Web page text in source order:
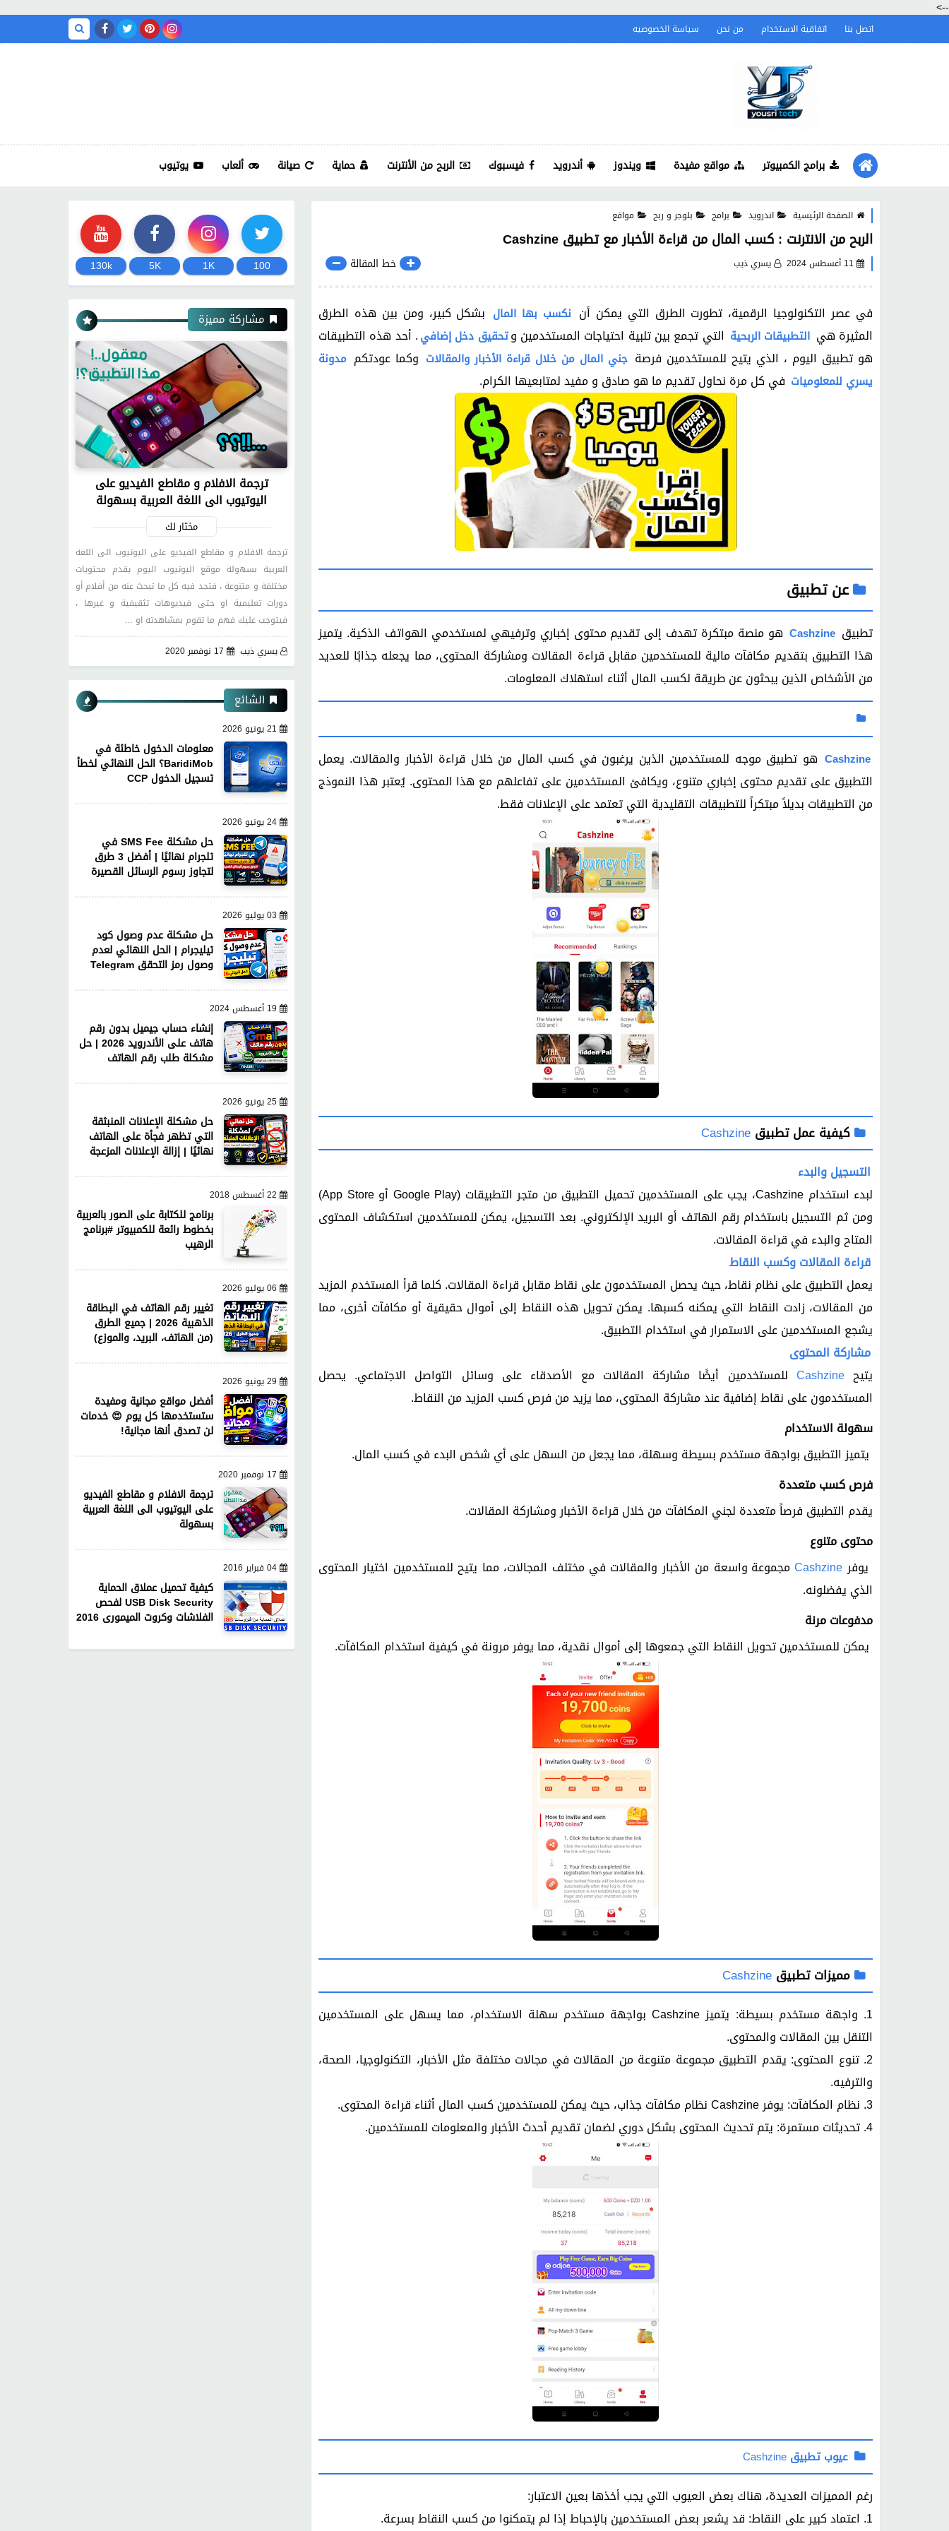
-->
اتصل بنا اتفاقية الاستخدام من نحن سياسة الخصوصيه
برامج الكمبيوتر مواقع مفيدة ويندوز أندرويد فيسبوك الربح من الأنترنت حماية صيانة ألعاب يوتيوب
الصفحة الرئيسية اندرويد برامج بلوجر و ربح مواقع
الربح من الانترنت : كسب المال من قراءة الأخبار مع تطبيق Cashzine
11 أغسطس 2024 يسري ذيب خط المقالة
في عصر التكنولوجيا الرقمية، تطورت الطرق التي يمكن أن نكسب بها المال بشكل كبير، ومن بين هذه الطرق
المثيرة هي التطبيقات الربحية التي تجمع بين تلبية احتياجات المستخدمين وتحقيق دخل إضافي. أحد هذه التطبيقات
هو تطبيق اليوم ، الذي يتيح للمستخدمين فرصة جني المال من خلال قراءة الأخبار والمقالات وكما عودتكم مدونة
يسري للمعلوميات في كل مرة نحاول تقديم ما هو صادق و مفيد لمتابعيها الكرام.
عن تطبيق
تطبيق Cashzine هو منصة مبتكرة تهدف إلى تقديم محتوى إخباري وترفيهي لمستخدمي الهواتف الذكية. يتميز
هذا التطبيق بتقديم مكافآت مالية للمستخدمين مقابل قراءة المقالات ومشاركة المحتوى، مما يجعله جذابًا للعديد
من الأشخاص الذين يبحثون عن طريقة لكسب المال أثناء استهلاك المعلومات.
Cashzine هو تطبيق موجه للمستخدمين الذين يرغبون في كسب المال من خلال قراءة الأخبار والمقالات. يعمل
التطبيق على تقديم محتوى إخباري متنوع، ويكافئ المستخدمين على تفاعلهم مع هذا المحتوى. يُعتبر هذا النموذج
من التطبيقات بديلاً مبتكراً للتطبيقات التقليدية التي تعتمد على الإعلانات فقط.
كيفية عمل تطبيق Cashzine
التسجيل والبدء
لبدء استخدام Cashzine، يجب على المستخدمين تحميل التطبيق من متجر التطبيقات (Google Play أو App Store)
ومن ثم التسجيل باستخدام رقم الهاتف أو البريد الإلكتروني. بعد التسجيل، يمكن للمستخدمين استكشاف المحتوى
المتاح والبدء في قراءة المقالات.
قراءة المقالات وكسب النقاط
يعمل التطبيق على نظام نقاط، حيث يحصل المستخدمون على نقاط مقابل قراءة المقالات. كلما قرأ المستخدم المزيد
من المقالات، زادت النقاط التي يمكنه كسبها. يمكن تحويل هذه النقاط إلى أموال حقيقية أو مكافآت أخرى، مما
يشجع المستخدمين على الاستمرار في استخدام التطبيق.
مشاركة المحتوى
يتيحCashzine للمستخدمين أيضًا مشاركة المقالات مع الأصدقاء على وسائل التواصل الاجتماعي. يحصل
المستخدمون على نقاط إضافية عند مشاركة المحتوى، مما يزيد من فرص كسب المزيد من النقاط.
سهولة الاستخدام
يتميز التطبيق بواجهة مستخدم بسيطة وسهلة، مما يجعل من السهل على أي شخص البدء في كسب المال.
فرص كسب متعددة
يقدم التطبيق فرصاً متعددة لجني المكافآت من خلال قراءة الأخبار ومشاركة المقالات.
محتوى متنوع
يوفرCashzine مجموعة واسعة من الأخبار والمقالات في مختلف المجالات، مما يتيح للمستخدمين اختيار المحتوى
الذي يفضلونه.
مدفوعات مرنة
يمكن للمستخدمين تحويل النقاط التي جمعوها إلى أموال نقدية، مما يوفر مرونة في كيفية استخدام المكافآت.
مميزات تطبيق Cashzine
1. واجهة مستخدم بسيطة: يتميز Cashzine بواجهة مستخدم سهلة الاستخدام، مما يسهل على المستخدمين
التنقل بين المقالات والمحتوى.
2. تنوع المحتوى: يقدم التطبيق مجموعة متنوعة من المقالات في مجالات مختلفة مثل الأخبار، التكنولوجيا، الصحة،
والترفيه.
3. نظام المكافآت: يوفر Cashzine نظام مكافآت جذاب، حيث يمكن للمستخدمين كسب المال أثناء قراءة المحتوى.
4. تحديثات مستمرة: يتم تحديث المحتوى بشكل دوري لضمان تقديم أحدث الأخبار والمعلومات للمستخدمين.
عيوب تطبيق Cashzine
رغم المميزات العديدة، هناك بعض العيوب التي يجب أخذها بعين الاعتبار:
1. اعتماد كبير على النقاط: قد يشعر بعض المستخدمين بالإحباط إذا لم يتمكنوا من كسب النقاط بسرعة.
100
1K
5K
130k
مشاركة مميزة
ترجمة الافلام و مقاطع الفيديو على
اليوتيوب الى اللغة العربية بسهولة
مختار لك
ترجمة الافلام و مقاطع الفيديو على اليوتيوب الى اللغة
العربية بسهولة موقع اليوتيوب اليوم يقدم محتويات
مختلفة و متنوعة ، فتجد فيه كل ما تبحث عنه من أفلام أو
دورات تعليمية او حتى فيديوهات تثقيفية و غيرها ،
فيتوجب عليك فهم ما تقوم بمشاهدته او …
يسري ذيب
17 نوفمبر 2020
الشائع
21 يونيو 2026
معلومات الدخول خاطئة في
BaridiMob؟ الحل النهائي لخطأ
تسجيل الدخول CCP
24 يونيو 2026
حل مشكلة SMS Fee في
تلجرام نهائيًا | أفضل 3 طرق
لتجاوز رسوم الرسائل القصيرة
03 يوليو 2026
حل مشكلة عدم وصول كود
تيليجرام | الحل النهائي لعدم
وصول رمز التحقق Telegram
19 أغسطس 2024
إنشاء حساب جيميل بدون رقم
هاتف على الأندرويد 2026 | حل
مشكلة طلب رقم الهاتف
25 يونيو 2026
حل مشكلة الإعلانات المنبثقة
التي تظهر فجأة على الهاتف
نهائيًا | إزالة الإعلانات المزعجة
22 أغسطس 2018
برنامج للكتابة على الصور بالعربية
بخطوط رائعة للكمبيوتر #برنامج
الرهيب
06 يوليو 2026
تغيير رقم الهاتف في البطاقة
الذهبية 2026 | جميع الطرق
(من الهاتف، البريد، والموزع)
29 يونيو 2026
أفضل مواقع مجانية ومفيدة
ستستخدمها كل يوم 😍 خدمات
لن تصدق أنها مجانية!
17 نوفمبر 2020
ترجمة الافلام و مقاطع الفيديو
على اليوتيوب الى اللغة العربية
بسهولة
04 فبراير 2016
كيفية تحميل عملاق الحماية
USB Disk Security لفحص
الفلاشات وكروت الميمورى 2016